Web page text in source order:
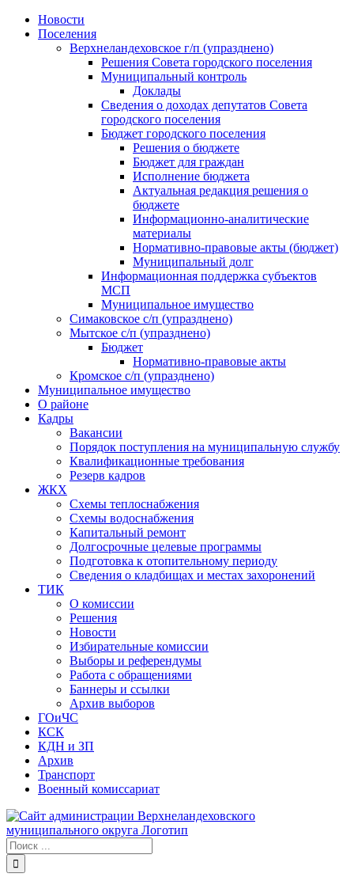
Skip
Новости
Поселения
Верхнеландеховское г/п (упразднено)
Решения Совета городского поселения
Муниципальный контроль
Доклады
Сведения о доходах депутатов Совета
городского поселения
Бюджет городского поселения
Решения о бюджете
Бюджет для граждан
Исполнение бюджета
Актуальная редакция решения о
бюджете
Информационно-аналитические
материалы
Нормативно-правовые акты (бюджет)
Муниципальный долг
Информационная поддержка субъектов
МСП
Муниципальное имущество
Симаковское с/п (упразднено)
Мытское с/п (упразднено)
Бюджет
Нормативно-правовые акты
Кромское с/п (упразднено)
Муниципальное имущество
О районе
Кадры
Вакансии
Порядок поступления на муниципальную службу
Квалификационные требования
Резерв кадров
ЖКХ
Схемы теплоснабжения
Схемы водоснабжения
Капитальный ремонт
Долгосрочные целевые программы
Подготовка к отопительному периоду
Сведения о кладбищах и местах захоронений
ТИК
О комиссии
Решения
Новости
Избирательные комиссии
Выборы и референдумы
Работа с обращениями
Баннеры и ссылки
Архив выборов
ГОиЧС
КСК
КДН и ЗП
Архив
Транспорт
Военный комиссариат
Результат
поиска: